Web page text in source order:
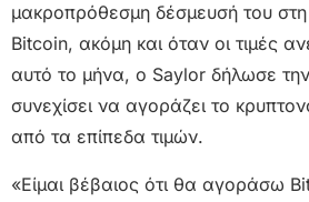
μακροπρόθεσμη δέσμευσή του
Bitcoin, ακόμη και όταν οι τιμές
αυτό το μήνα, ο Saylor δήλωσε
συνεχίσει να αγοράζει το
από τα επίπεδα τιμών.
«Είμαι βέβαιος ότι θα αγοράσω